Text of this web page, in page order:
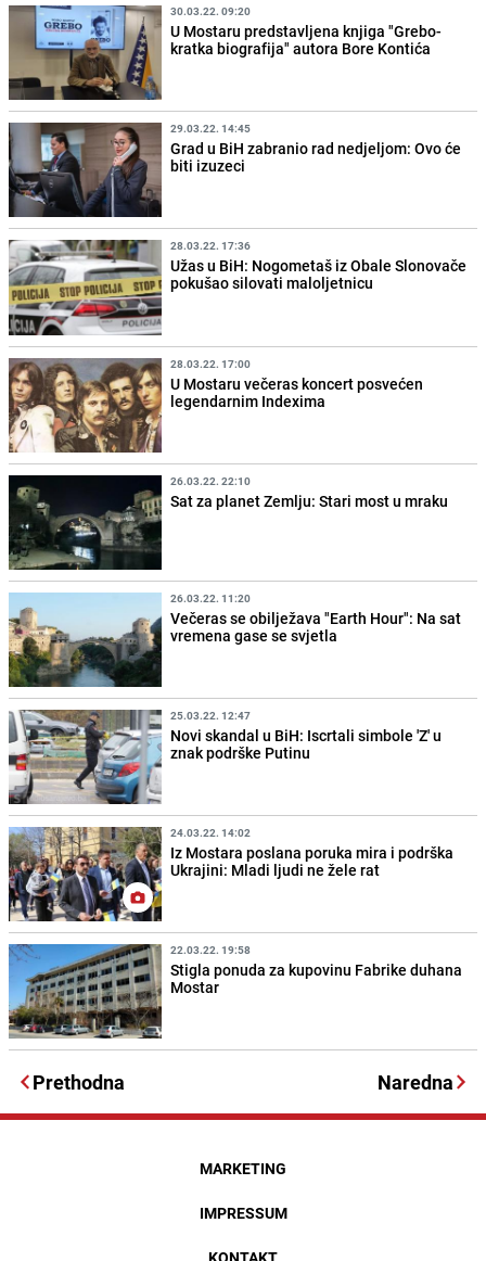
30.03.22. 09:20
U Mostaru predstavljena knjiga "Grebo-
kratka biografija" autora Bore Kontića
29.03.22. 14:45
Grad u BiH zabranio rad nedjeljom: Ovo će
biti izuzeci
28.03.22. 17:36
Užas u BiH: Nogometaš iz Obale Slonovače
pokušao silovati maloljetnicu
28.03.22. 17:00
U Mostaru večeras koncert posvećen
legendarnim Indexima
26.03.22. 22:10
Sat za planet Zemlju: Stari most u mraku
26.03.22. 11:20
Večeras se obilježava "Earth Hour": Na sat
vremena gase se svjetla
25.03.22. 12:47
Novi skandal u BiH: Iscrtali simbole 'Z' u
znak podrške Putinu
24.03.22. 14:02
Iz Mostara poslana poruka mira i podrška
Ukrajini: Mladi ljudi ne žele rat
22.03.22. 19:58
Stigla ponuda za kupovinu Fabrike duhana
Mostar
Prethodna Naredna
MARKETING
IMPRESSUM